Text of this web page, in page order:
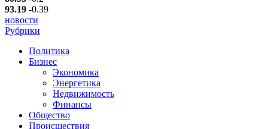
93.19 -0.39
новости
Рубрики
Политика
Бизнес
Экономика
Энергетика
Недвижимость
Финансы
Общество
Происшествия